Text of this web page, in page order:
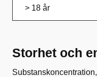
> 18 år
Storhet och